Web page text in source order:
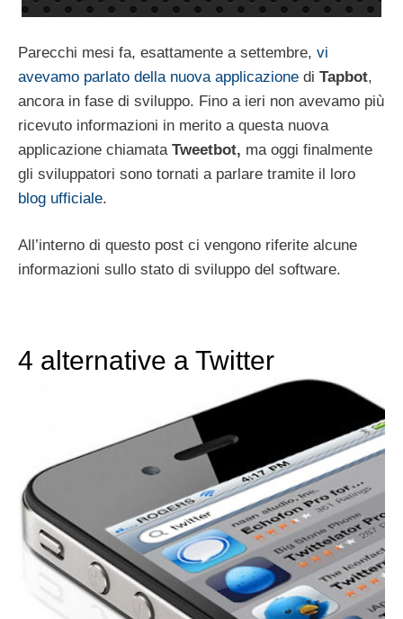
Parecchi mesi fa, esattamente a settembre, vi
avevamo parlato della nuova applicazione di Tapbot,
ancora in fase di sviluppo. Fino a ieri non avevamo più
ricevuto informazioni in merito a questa nuova
applicazione chiamata Tweetbot, ma oggi finalmente
gli sviluppatori sono tornati a parlare tramite il loro
blog ufficiale.
All’interno di questo post ci vengono riferite alcune
informazioni sullo stato di sviluppo del software.
4 alternative a Twitter